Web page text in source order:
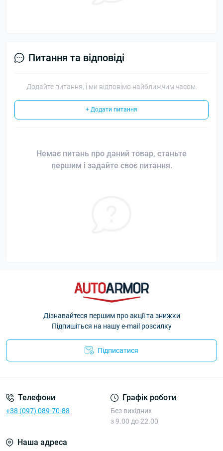
Питання та відповіді
Додайте питання, і ми відповімо найближчим часом.
+ Додати питання
Немає питань про даний товар, станьте
першим і задайте своє питання.
Дізнавайтеся першим про акції та знижки
Підпишіться на нашу e-mail розсилку
Підписатися
Телефони
+38 (097) 089-70-88
Графік роботи
Без вихідних
з 9.00 до 22.00
Наша адреса